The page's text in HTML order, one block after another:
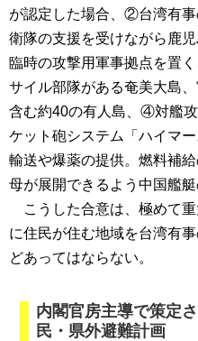
が認定した場合、②台湾有
衛隊の支援を受けながら鹿
臨時の攻撃用軍事拠点を置
サイル部隊がある奄美大島
含む約40の有人島、④対艦
ケット砲システム「ハイマ
輸送や爆薬の提供。燃料補
母が展開できるよう中国艦艇
こうした合意は、極めて
に住民が住む地域を台湾有
どあってはならない。
内閣官房主導で策定
民・県外避難計画